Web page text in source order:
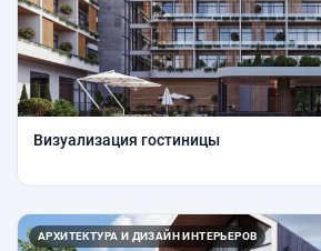
Визуализация гостиницы
АРХИТЕКТУРА И ДИЗАЙН ИНТЕРЬЕРОВ